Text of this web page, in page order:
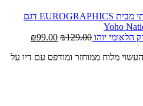
₪129.00
המחיר
היה:
₪99.00
הוא:
העשוי מלוח ממוחזר ומודפס עם דיו על